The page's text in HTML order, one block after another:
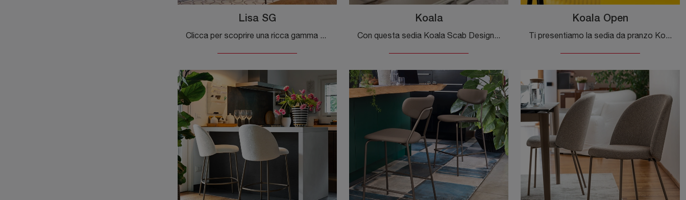
Lisa SG
Clicca per scoprire una ricca gamma di sedie sgabelli per stanze moderne: il modello Lisa SG di Scab Design ti attende!
Koala
Con questa sedia Koala Scab Design in tessuto, una delle nostre sedute fisse design, potrai valorizzare i tuoi spazi.
Koala Open
Ti presentiamo la sedia da pranzo Koala Open per atmosfere design, tra le più belle Sedie fisse di Scab Design.